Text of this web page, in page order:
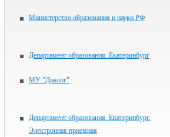
Министерство образования и науки РФ
Департамент образования. Екатеринбург
МУ "Диалог"
Департамент образования. Екатеринбург.
Электронная приемная